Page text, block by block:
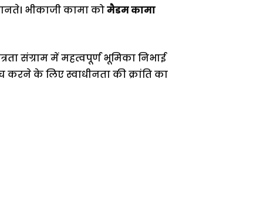
भीकाजी कामा कोमैडम कामा
संग्राम में महत्वपूर्ण भूमिका निभाई
करने के लिए स्वाधीनता की क्रांति का